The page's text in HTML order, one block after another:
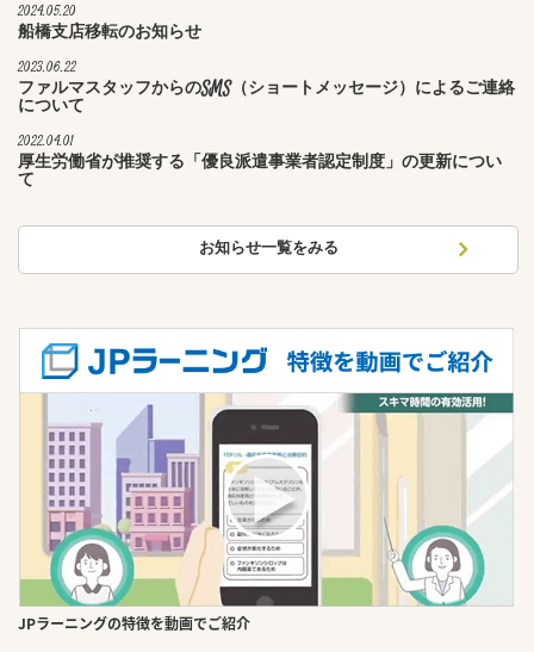
2024.05.20
船橋支店移転のお知らせ
2023.06.22
ファルマスタッフからのSMS（ショートメッセージ）によるご連絡
について
2022.04.01
厚生労働省が推奨する「優良派遣事業者認定制度」の更新につい
て
お知らせ一覧をみる
JPラーニングの特徴を動画でご紹介